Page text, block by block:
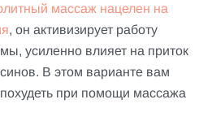
массаж нацелен на
, он активизирует работу
усиленно влияет на приток
В этом варианте вам
при помощи массажа